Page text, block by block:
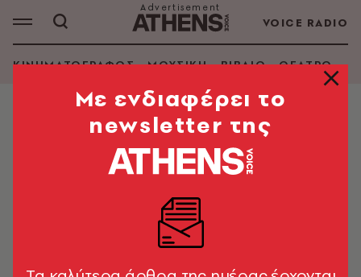
VOICE RADIO
ΚΙΝΗΜΑΤΟΓΡΑΦΟΣ ΜΟΥΣΙΚΗ ΒΙΒΛΙΟ ΘΕΑΤΡΟ -
«Ξόμπλια, πλουμίδια & στολίδια»
στο Λαογραφικό Μουσείο
Η Ίρις Κρητικού επιμελείται την έκθεση με έργα
Mε ενδιαφέρει το
newsletter της